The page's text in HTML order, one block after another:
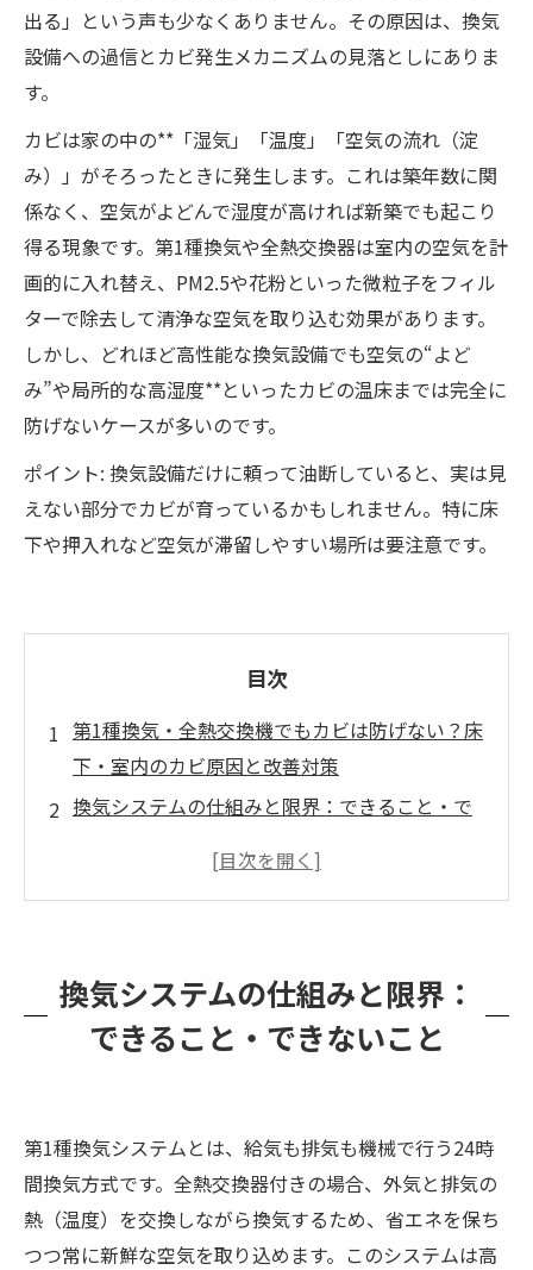
出る」という声も少なくありません。その原因は、換気
設備への過信とカビ発生メカニズムの見落としにありま
す。
カビは家の中の**「湿気」「温度」「空気の流れ（淀
み）」がそろったときに発生します。これは築年数に関
係なく、空気がよどんで湿度が高ければ新築でも起こり
得る現象です。第1種換気や全熱交換器は室内の空気を計
画的に入れ替え、PM2.5や花粉といった微粒子をフィル
ターで除去して清浄な空気を取り込む効果があります。
しかし、どれほど高性能な換気設備でも空気の“よど
み”や局所的な高湿度**といったカビの温床までは完全に
防げないケースが多いのです。
ポイント: 換気設備だけに頼って油断していると、実は見
えない部分でカビが育っているかもしれません。特に床
下や押入れなど空気が滞留しやすい場所は要注意です。
目次
第1種換気・全熱交換機でもカビは防げない？床
下・室内のカビ原因と改善対策
換気システムの仕組みと限界：できること・で
見えない所に潜む「床下の湿気」—その原因と
床下撹拌機と室内の空気循環
カビバスターズ福岡の専門調査・除去・改善提
門家への相談を！
換気システムの仕組みと限界：
できること・できないこと
第1種換気システムとは、給気も排気も機械で行う24時
間換気方式です。全熱交換器付きの場合、外気と排気の
熱（温度）を交換しながら換気するため、省エネを保ち
つつ常に新鮮な空気を取り込めます。このシステムは高